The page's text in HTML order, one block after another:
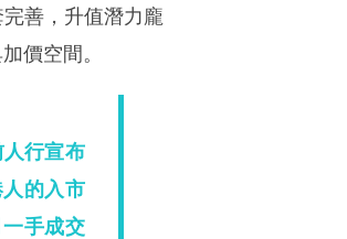
善，升值潛力龐
價空間。
行宣布
的入市
手成交